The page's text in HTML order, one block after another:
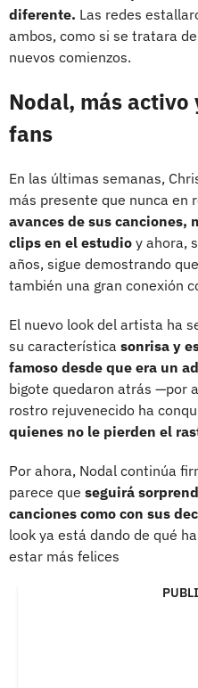
diferente. Las redes
ambos, como si se tratara
nuevos comienzos.
Nodal, más activo
fans
En las últimas semanas,
más presente que nunca en
avances de sus canciones,
clips en el estudio y ahora,
años, sigue demostrando
también una gran conexión
El nuevo look del artista ha
su característica sonrisa y
famoso desde que era un
bigote quedaron atrás —por
rostro rejuvenecido ha
quienes no le pierden el
Por ahora, Nodal continúa
parece que seguirá
canciones como con sus
look ya está dando de qué
estar más felices